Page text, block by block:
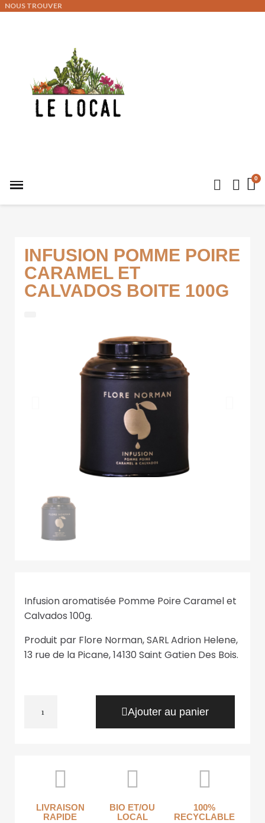
NOUS TROUVER
INFUSION POMME POIRE
CARAMEL ET
CALVADOS BOITE 100G
Infusion aromatisée Pomme Poire Caramel et
Calvados 100g.
Produit par Flore Norman, SARL Adrion Helene,
13 rue de la Picane, 14130 Saint Gatien Des Bois.
Ajouter au panier
LIVRAISON
RAPIDE
BIO ET/OU
LOCAL
100%
RECYCLABLE